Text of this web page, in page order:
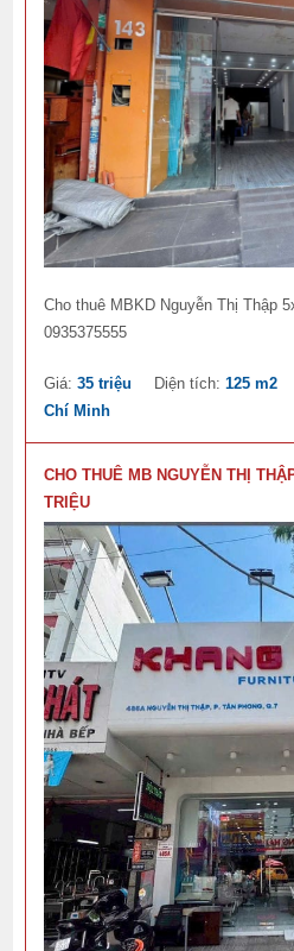
Cho thuê MBKD Nguyễn Thị Thập
0935375555
Giá:35 triệu Diện tích:125 m2
Chí Minh
CHO THUÊ MB NGUYỄN THỊ
TRIỆU